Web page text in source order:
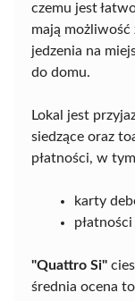
czemu jest
mają możliwość
jedzenia na
do domu.
Lokal jest
siedzące oraz
płatności, w
karty
"Quattro Si"
średnia ocena